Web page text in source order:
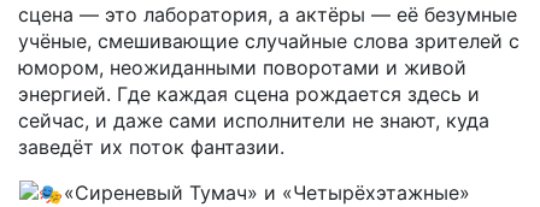
сцена — это лаборатория, а актёры — её безумные
учёные, смешивающие случайные слова зрителей с
юмором, неожиданными поворотами и живой
энергией. Где каждая сцена рождается здесь и
сейчас, и даже сами исполнители не знают, куда
заведёт их поток фантазии.
«Сиреневый Тумач» и «Четырёхэтажные»